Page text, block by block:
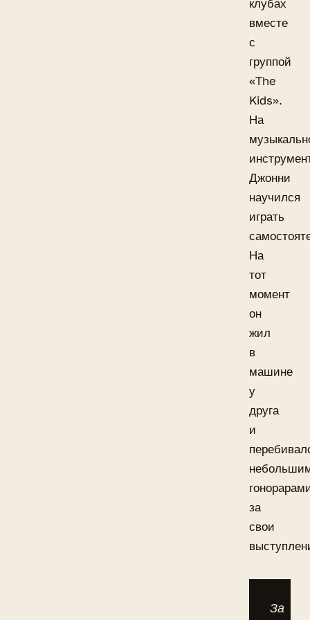
клубах
вместе
с
группой
«The
Kids».
На
Джонни
научился
играть
На
тот
момент
он
жил
в
машине
у
друга
и
за
свои
За